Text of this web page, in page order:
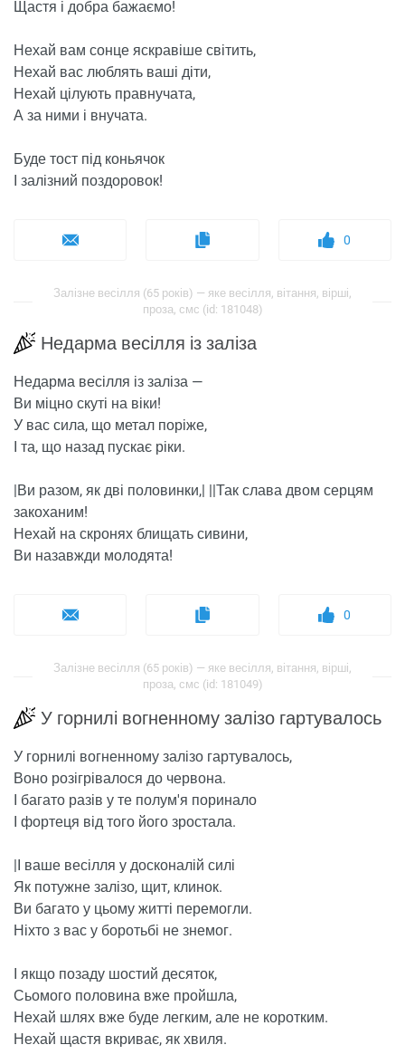
Щастя і добра бажаємо!
Нехай вам сонце яскравіше світить,
Нехай вас люблять ваші діти,
Нехай цілують правнучата,
А за ними і внучата.
Буде тост під коньячок
І залізний поздоровок!
0
Залізне весілля (65 років) — яке весілля, вітання, вірші,
проза, смс (id: 181048)
Недарма весілля із заліза
Недарма весілля із заліза —
Ви міцно скуті на віки!
У вас сила, що метал поріже,
І та, що назад пускає ріки.
|Ви разом, як дві половинки,| ||Так слава двом серцям
закоханим!
Нехай на скронях блищать сивини,
Ви назавжди молодята!
0
Залізне весілля (65 років) — яке весілля, вітання, вірші,
проза, смс (id: 181049)
У горнилі вогненному залізо гартувалось
У горнилі вогненному залізо гартувалось,
Воно розігрівалося до червона.
І багато разів у те полум'я поринало
І фортеця від того його зростала.
|І ваше весілля у досконалій силі
Як потужне залізо, щит, клинок.
Ви багато у цьому житті перемогли.
Ніхто з вас у боротьбі не знемог.
І якщо позаду шостий десяток,
Сьомого половина вже пройшла,
Нехай шлях вже буде легким, але не коротким.
Нехай щастя вкриває, як хвиля.